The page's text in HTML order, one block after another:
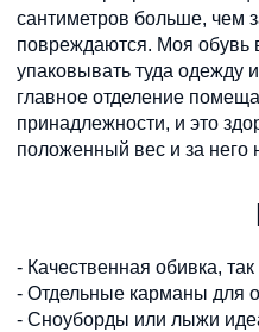
сантиметров больше, чем
повреждаются. Моя обувь
упаковывать туда одежду
главное отделение
принадлежности, и это
положенный вес и за него
- Качественная обивка,
- Отдельные карманы для
- Сноуборды или лыжи